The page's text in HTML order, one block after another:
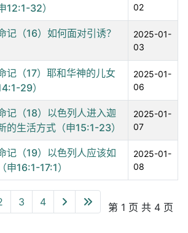
12:1-32）
02
记（16）如何面对引诱？
2025-01-
03
记（17）耶和华神的儿女
29）
2025-01-
06
记（18）以色列人进入迦
的生活方式（申15:1-23）
2025-01-
07
记（19）以色列人应该如
16:1-17:1）
2025-01-
08
第 1 页 共 4 页
3 4